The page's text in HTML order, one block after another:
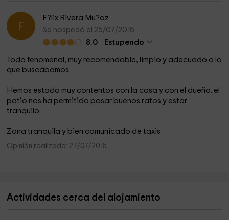
F
F?lix Rivera Mu?oz
Se hospedó el 25/07/2015
8.0
Estupendo
Todo fenomenal, muy recomendable, limpio y adecuado a lo
que buscábamos.
Hemos estado muy contentos con la casa y con el dueño. el
patio nos ha permitido pasar buenos ratos y estar
tranquilo.
Zona tranquila y bien comunicado de taxis .
Opinión realizada: 27/07/2015
Actividades cerca del alojamiento